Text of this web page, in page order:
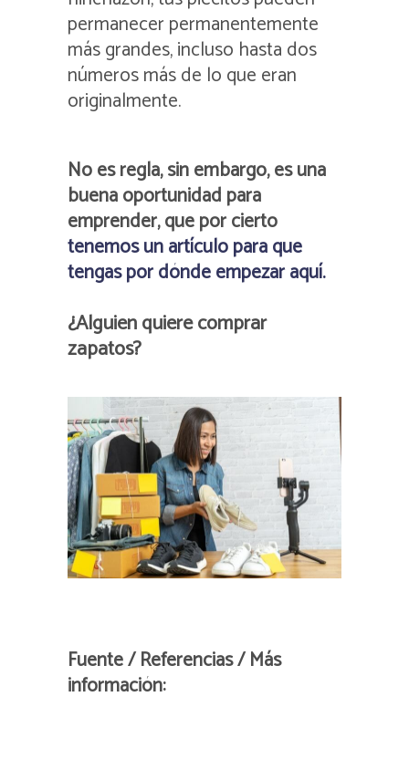
permanecer permanentemente
más grandes, incluso hasta dos
números más de lo que eran
originalmente.
No es regla, sin embargo, es una
buena oportunidad para
emprender, que por cierto
tenemos un artículo para que
tengas por dónde empezar aquí.
¿Alguien quiere comprar
zapatos?
Fuente / Referencias / Más
información: